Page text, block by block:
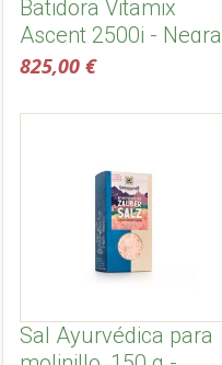
Batidora Vitamix
Ascent 2500i - Negra
825,00 €
Sal Ayurvédica para